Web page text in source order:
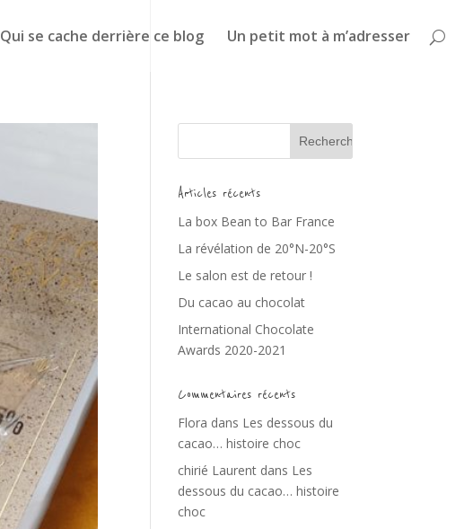
Qui se cache derrière ce blog Un petit mot à m’adresser
Articles récents
La box Bean to Bar France
La révélation de 20°N-20°S
Le salon est de retour !
Du cacao au chocolat
International Chocolate
Awards 2020-2021
Commentaires récents
Flora dans Les dessous du
cacao… histoire choc
chirié Laurent dans Les
dessous du cacao… histoire
choc